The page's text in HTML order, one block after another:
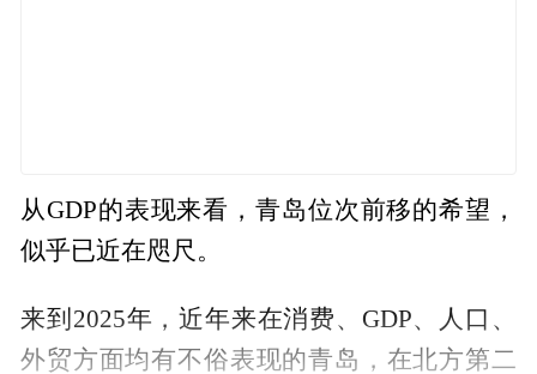
从GDP的表现来看，青岛位次前移的希望，
似乎已近在咫尺。
来到2025年，近年来在消费、GDP、人口、
外贸方面均有不俗表现的青岛，在北方第二